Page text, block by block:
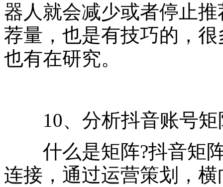
器人就会减少或者停止
荐量，也是有技巧的，
也有在研究。
10、分析抖音账号矩
什么是矩阵?抖音矩阵
连接，通过运营策划，